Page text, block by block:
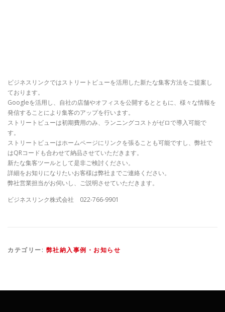
ビジネスリンクではストリートビューを活用した新たな集客方法をご提案し
ております。
Googleを活用し、自社の店舗やオフィスを公開するとともに、様々な情報を
発信することにより集客のアップを行います。
ストリートビューは初期費用のみ、ランニングコストがゼロで導入可能で
す。
ストリートビューはホームページにリンクを張ることも可能ですし、弊社で
はQRコードも合わせて納品させていただきます。
新たな集客ツールとして是非ご検討ください。
詳細をお知りになりたいお客様は弊社までご連絡ください。
弊社営業担当がお伺いし、ご説明させていただきます。
ビジネスリンク株式会社 022-766-9901
カテゴリー: 弊社納入事例・お知らせ